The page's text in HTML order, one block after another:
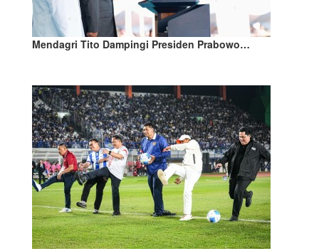
Mendagri Tito Dampingi Presiden Prabowo…